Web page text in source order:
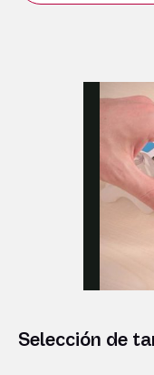
Selección de